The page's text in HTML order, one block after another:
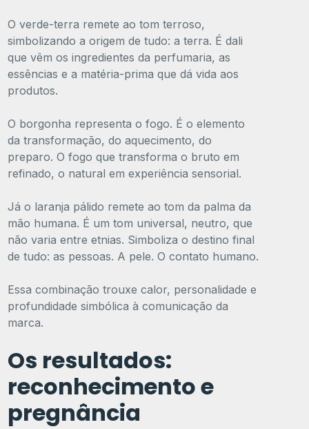
O verde-terra remete ao tom terroso,
simbolizando a origem de tudo: a terra. É dali
que vêm os ingredientes da perfumaria, as
essências e a matéria-prima que dá vida aos
produtos.
O borgonha representa o fogo. É o elemento
da transformação, do aquecimento, do
preparo. O fogo que transforma o bruto em
refinado, o natural em experiência sensorial.
Já o laranja pálido remete ao tom da palma da
mão humana. É um tom universal, neutro, que
não varia entre etnias. Simboliza o destino final
de tudo: as pessoas. A pele. O contato humano.
Essa combinação trouxe calor, personalidade e
profundidade simbólica à comunicação da
marca.
Os resultados:
reconhecimento e
pregnância